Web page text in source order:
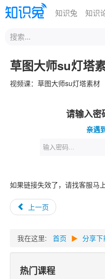
知识兔 知识
站
内
索首页 分享下载 办公技
草图大师su灯塔
视频课：草图大师su灯塔素材
请输入密
亲遇
如果链接失效了，请找客服马
上一页
我在这里: 首页 ▶ 分享下
热门课程